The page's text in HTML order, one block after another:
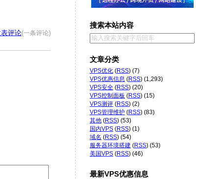
表评论(一条评论)
搜索本站内容
文章分类
VPS优化 (RSS) (7)
VPS优惠信息 (RSS) (1,293)
VPS安全 (RSS) (20)
VPS控制面板 (RSS) (15)
VPS测评 (RSS) (2)
VPS管理维护 (RSS) (83)
其他 (RSS) (53)
国内VPS (RSS) (1)
域名 (RSS) (54)
服务器环境搭建 (RSS) (53)
美国VPS (RSS) (46)
最新VPS优惠信息